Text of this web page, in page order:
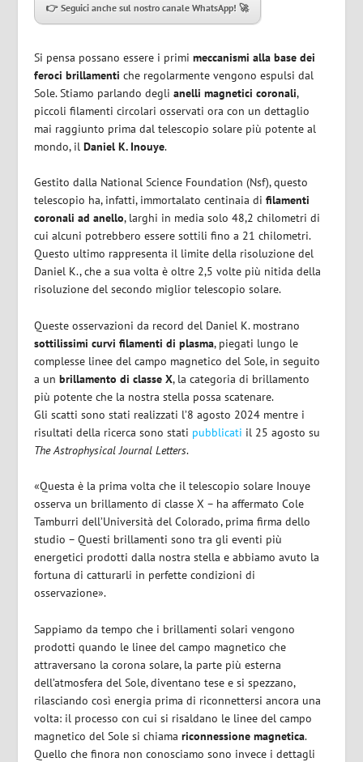
👉 Seguici anche sul nostro canale WhatsApp! 🚀
Si pensa possano essere i primimeccanismi alla base dei
feroci brillamenti che regolarmente vengono espulsi dal
Sole. Stiamo parlando deglianelli magnetici coronali,
piccoli filamenti circolari osservati ora con un dettaglio
mai raggiunto prima dal telescopio solare più potente al
mondo, ilDaniel K. Inouye.
Gestito dalla National Science Foundation (Nsf), questo
telescopio ha, infatti, immortalato centinaia difilamenti
coronali ad anello, larghi in media solo 48,2 chilometri di
cui alcuni potrebbero essere sottili fino a 21 chilometri.
Questo ultimo rappresenta il limite della risoluzione del
Daniel K., che a sua volta è oltre 2,5 volte più nitida della
risoluzione del secondo miglior telescopio solare.
Queste osservazioni da record del Daniel K. mostrano
sottilissimi curvi filamenti di plasma, piegati lungo le
complesse linee del campo magnetico del Sole, in seguito
a unbrillamento di classe X, la categoria di brillamento
più potente che la nostra stella possa scatenare.
Gli scatti sono stati realizzati l’8 agosto 2024 mentre i
risultati della ricerca sono stati pubblicati il 25 agosto su
The Astrophysical Journal Letters.
«Questa è la prima volta che il telescopio solare Inouye
osserva un brillamento di classe X – ha affermato Cole
Tamburri dell’Università del Colorado, prima firma dello
studio – Questi brillamenti sono tra gli eventi più
energetici prodotti dalla nostra stella e abbiamo avuto la
fortuna di catturarli in perfette condizioni di
osservazione».
Sappiamo da tempo che i brillamenti solari vengono
prodotti quando le linee del campo magnetico che
attraversano la corona solare, la parte più esterna
dell’atmosfera del Sole, diventano tese e si spezzano,
rilasciando così energia prima di riconnettersi ancora una
volta: il processo con cui si risaldano le linee del campo
magnetico del Sole si chiamariconnessione magnetica.
Quello che finora non conosciamo sono invece i dettagli